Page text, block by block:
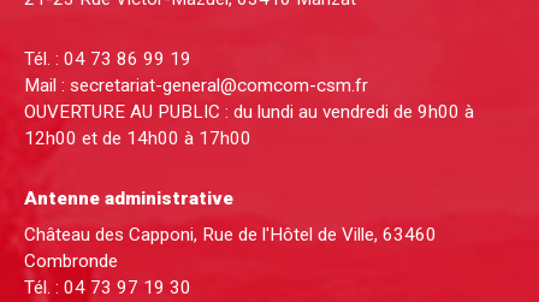
Tél. : 04 73 86 99 19
Mail : secretariat-general@comcom-csm.fr
OUVERTURE AU PUBLIC : du lundi au vendredi de 9h00 à
12h00 et de 14h00 à 17h00
Antenne administrative
Château des Capponi, Rue de l'Hôtel de Ville, 63460
Combronde
Tél. : 04 73 97 19 30